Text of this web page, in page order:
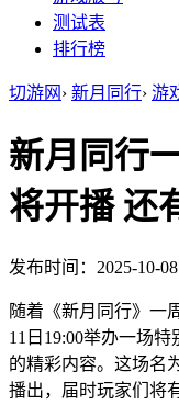
测试表
排行榜
切游网 › 新月同行› 游
新月同行
将开播 还
发布时间：2025-10-
随着《新月同行》一
11日19:00举办一场
的精彩内容。这场名
播出，届时玩家们将